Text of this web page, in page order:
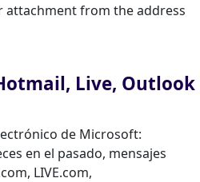
attachment from the address
Live, Outlook
de Microsoft:
en el pasado, mensajes
LIVE.com,